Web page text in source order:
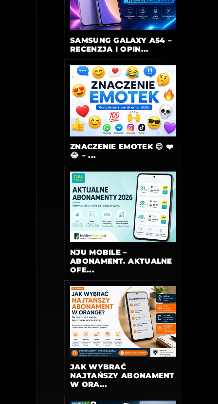
SAMSUNG GALAXY A54 –
RECENZJA I OPIN...
ZNACZENIE EMOTEK 😊 ❤️
😂 – ...
NJU MOBILE –
ABONAMENT. AKTUALNE
OFE...
JAK WYBRAĆ
NAJTAŃSZY ABONAMENT
W ORA...